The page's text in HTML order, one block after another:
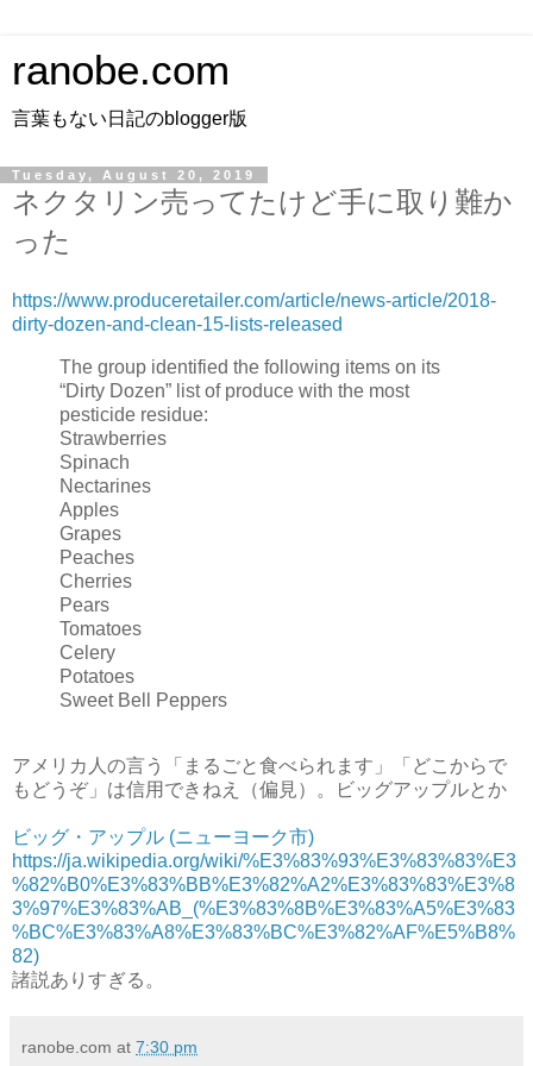
ranobe.com
言葉もない日記のblogger版
Tuesday, August 20, 2019
ネクタリン売ってたけど手に取り難か
った
https://www.produceretailer.com/article/news-article/2018-
dirty-dozen-and-clean-15-lists-released
The group identified the following items on its
“Dirty Dozen” list of produce with the most
pesticide residue:
Strawberries
Spinach
Nectarines
Apples
Grapes
Peaches
Cherries
Pears
Tomatoes
Celery
Potatoes
Sweet Bell Peppers
アメリカ人の言う「まるごと食べられます」「どこからで
もどうぞ」は信用できねえ（偏見）。ビッグアップルとか
ビッグ・アップル (ニューヨーク市)
https://ja.wikipedia.org/wiki/%E3%83%93%E3%83%83%E3
%82%B0%E3%83%BB%E3%82%A2%E3%83%83%E3%8
3%97%E3%83%AB_(%E3%83%8B%E3%83%A5%E3%83
%BC%E3%83%A8%E3%83%BC%E3%82%AF%E5%B8%
82)
諸説ありすぎる。
ranobe.com at 7:30 pm